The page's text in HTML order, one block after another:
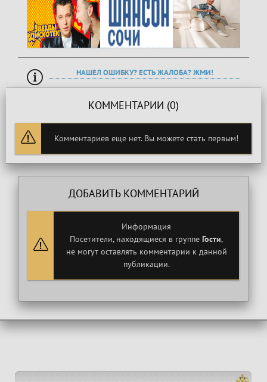
НАШЕЛ ОШИБКУ? ЕСТЬ ЖАЛОБА? ЖМИ!
КОММЕНТАРИИ (0)
Комментариев еще нет. Вы можете стать первым!
ДОБАВИТЬ КОММЕНТАРИЙ
Информация
Посетители, находящиеся в группе Гости,
не могут оставлять комментарии к данной
публикации.